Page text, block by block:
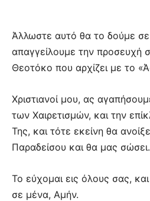
Άλλωστε αυτό θα το δούμε
απαγγείλουμε την προσευχή
Θεοτόκο που αρχίζει με το
Χριστιανοί μου, ας
των Χαιρετισμών, και την
Της, και τότε εκείνη θα
Παραδείσου και θα μας σώσει.
Το εύχομαι εις όλους σας,
σε μένα, Αμήν.